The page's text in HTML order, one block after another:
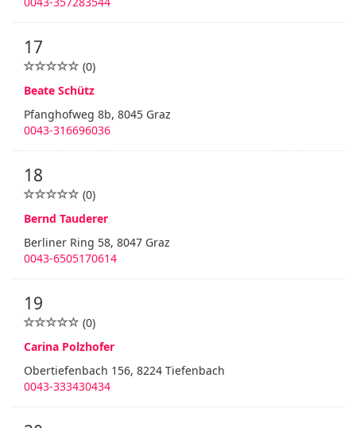
17
(0)
Beate Schütz
Pfanghofweg 8b, 8045 Graz
0043-316696036
18
(0)
Bernd Tauderer
Berliner Ring 58, 8047 Graz
0043-6505170614
19
(0)
Carina Polzhofer
Obertiefenbach 156, 8224 Tiefenbach
0043-333430434